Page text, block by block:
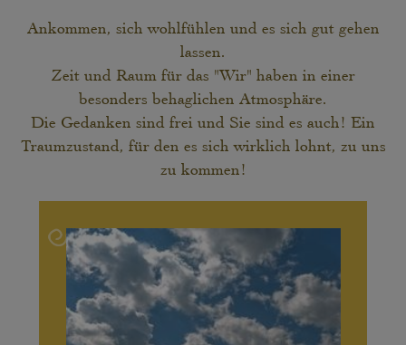
Ankommen, sich wohlfühlen und es sich gut gehen
lassen.
Zeit und Raum für das "Wir" haben in einer
besonders behaglichen Atmosphäre.
Die Gedanken sind frei und Sie sind es auch! Ein
Traumzustand, für den es sich wirklich lohnt, zu uns
zu kommen!